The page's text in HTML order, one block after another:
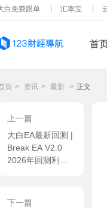
白免费跟单 汇率宝
首
页 > 资讯 > 最新 > 正文
上一篇
大白EA最新回测 |
Break EA V2.0
2026年回测利润
下一篇